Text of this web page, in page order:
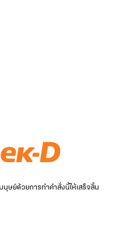
ษย์ด้วยการทำคำสั่งนี้ให้เสร็จสิ้น